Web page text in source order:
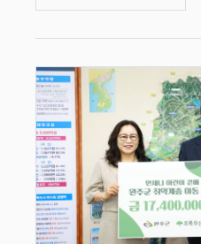
경제적 어려움으로 인해 소외되지 않고 건
아동과 그 가족을 대상으로 다양한 지역사회 자원을 발굴 · 연계하여 아동의 건강한 성장과 발달